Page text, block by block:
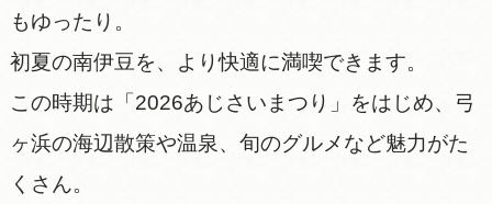
もゆったり。
初夏の南伊豆を、より快適に満喫できます。
この時期は「2026あじさいまつり」をはじめ、弓
ヶ浜の海辺散策や温泉、旬のグルメなど魅力がた
くさん。